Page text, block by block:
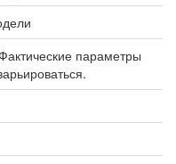
параметры